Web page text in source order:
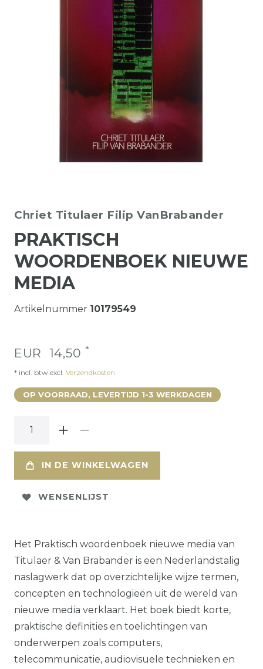
Chriet Titulaer Filip VanBrabander
PRAKTISCH
WOORDENBOEK NIEUWE
MEDIA
Artikelnummer 10179549
EUR 14,50 *
* incl. btw excl. Verzendkosten
OP VOORRAAD, LEVERTIJD 1-3 WERKDAGEN
IN DE WINKELWAGEN
WENSENLIJST
Het Praktisch woordenboek nieuwe media van
Titulaer & Van Brabander is een Nederlandstalig
naslagwerk dat op overzichtelijke wijze termen,
concepten en technologieën uit de wereld van
nieuwe media verklaart. Het boek biedt korte,
praktische definities en toelichtingen van
onderwerpen zoals computers,
telecommunicatie, audiovisuele technieken en